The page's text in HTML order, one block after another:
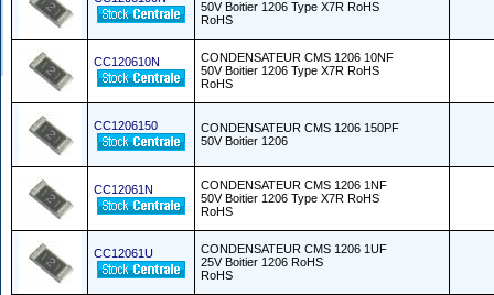
50V Boitier 1206 Type X7R RoHS
RoHS
CC120610N
CONDENSATEUR CMS 1206 10NF
50V Boitier 1206 Type X7R RoHS
RoHS
CC1206150
CONDENSATEUR CMS 1206 150PF
50V Boitier 1206
CC12061N
CONDENSATEUR CMS 1206 1NF
50V Boitier 1206 Type X7R RoHS
RoHS
CC12061U
CONDENSATEUR CMS 1206 1UF
25V Boitier 1206 RoHS
RoHS